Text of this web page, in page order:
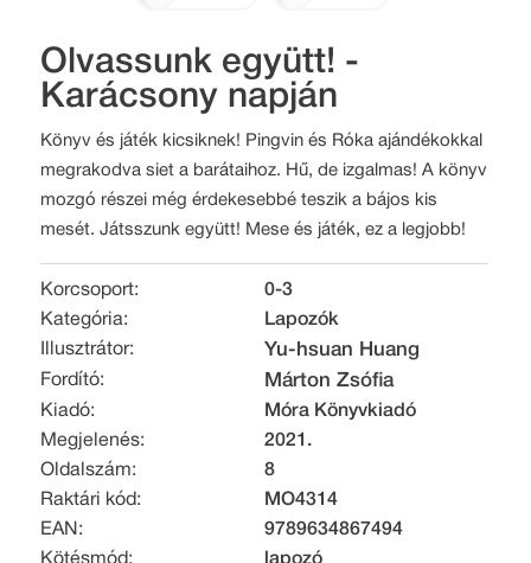
Olvassunk együtt! -
Karácsony napján
Könyv és játék kicsiknek! Pingvin és Róka ajándékokkal
megrakodva siet a barátaihoz. Hű, de izgalmas! A könyv
mozgó részei még érdekesebbé teszik a bájos kis
mesét. Játsszunk együtt! Mese és játék, ez a legjobb!
Korcsoport:
0-3
Kategória:
Lapozók
Illusztrátor:
Yu-hsuan Huang
Fordító: Márton Zsófia
Kiadó:
Móra Könyvkiadó
Megjelenés:
2021.
Oldalszám:
8
Raktári kód:
MO4314
EAN:
9789634867494